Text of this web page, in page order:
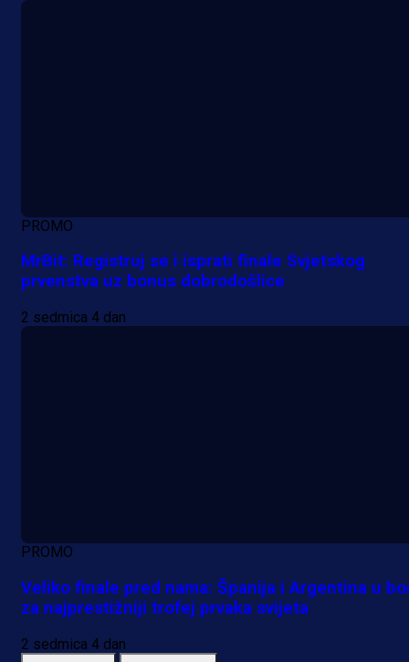
PROMO
MrBit: Registruj se i isprati finale Svjetskog
prvenstva uz bonus dobrodošlice
2 sedmica 4 dan
PROMO
Veliko finale pred nama: Španija i Argentina u
za najprestižniji trofej prvaka svijeta
2 sedmica 4 dan